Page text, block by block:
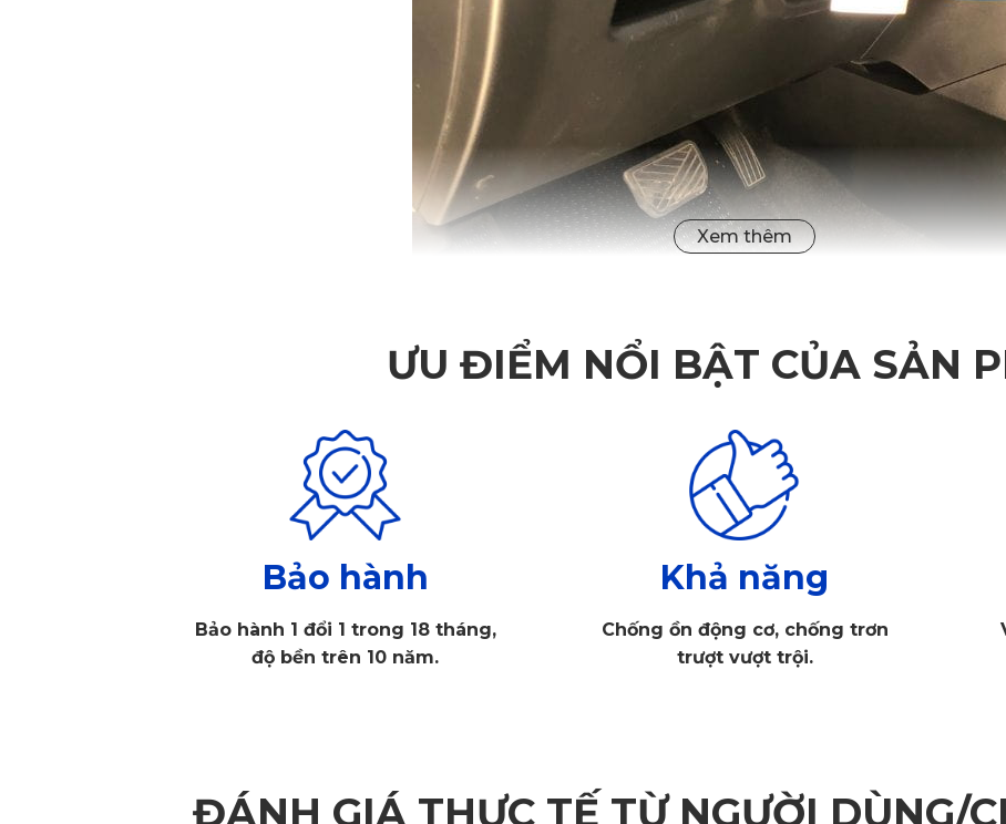
ƯU ĐIỂM NỔI BẬT CỦA SẢN
Bảo hành
Bảo hành 1 đổi 1 trong 18 tháng,
độ bền trên 10 năm.
Khả năng
Chống ồn động cơ, chống trơn
trượt vượt trội.
ĐÁNH GIÁ THỰC TẾ TỪ NGƯỜI DÙNG/